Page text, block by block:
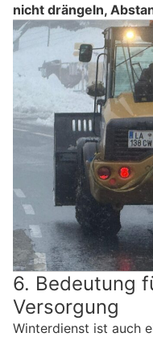
nicht drängeln,
6. Bedeutung
Versorgung
Winterdienst ist auch